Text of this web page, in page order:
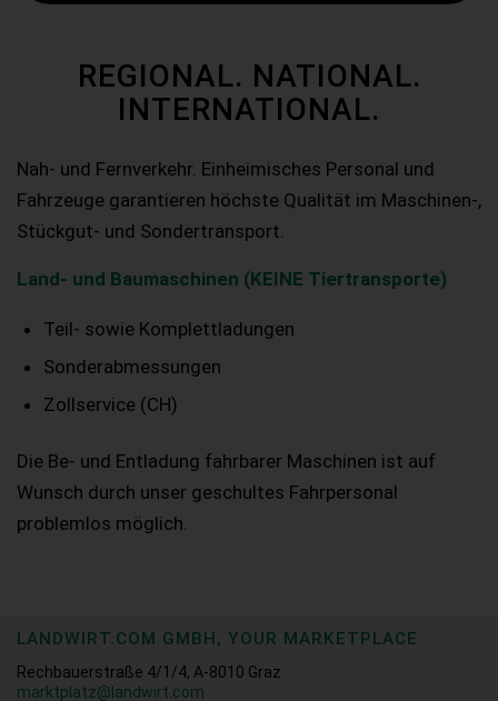
REGIONAL. NATIONAL.
INTERNATIONAL.
Nah- und Fernverkehr. Einheimisches Personal und
Fahrzeuge garantieren höchste Qualität im Maschinen-,
Stückgut- und Sondertransport.
Land- und Baumaschinen (KEINE Tiertransporte)
Teil- sowie Komplettladungen
Sonderabmessungen
Zollservice (CH)
Die Be- und Entladung fahrbarer Maschinen ist auf
Wunsch durch unser geschultes Fahrpersonal
problemlos möglich.
LANDWIRT.COM GMBH, YOUR MARKETPLACE
Rechbauerstraße 4/1/4, A-8010 Graz
marktplatz@landwirt.com